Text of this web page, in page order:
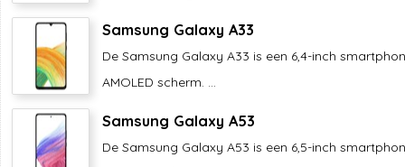
Samsung Galaxy A33
De Samsung Galaxy A33 is een 6,4-inch
AMOLED scherm. ...
Samsung Galaxy A53
De Samsung Galaxy A53 is een 6,5-inch